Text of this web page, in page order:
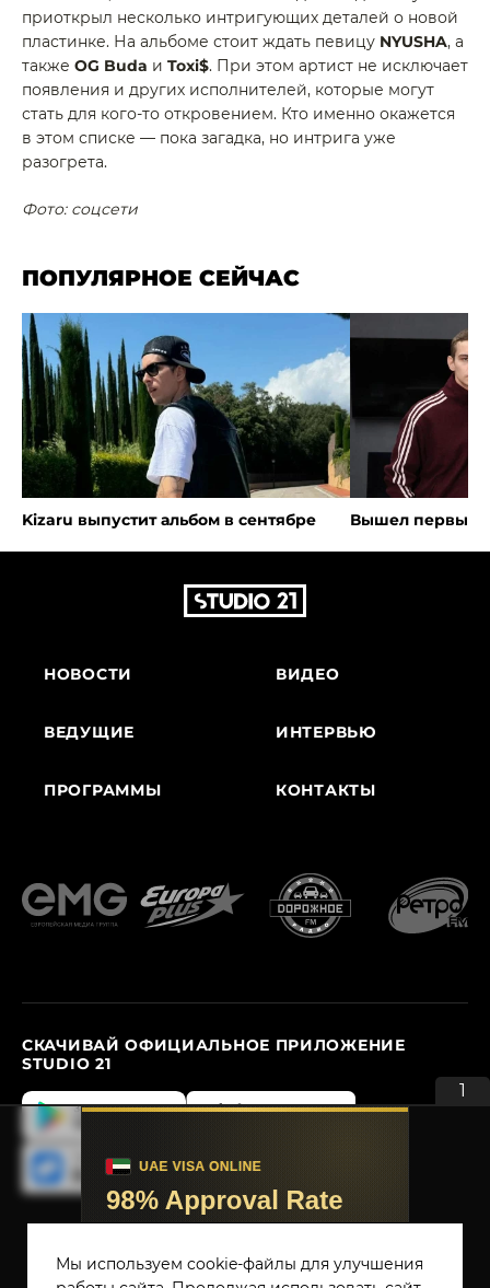
приоткрыл несколько интригующих деталей о новой
пластинке. На альбоме стоит ждать певицу NYUSHA, а
также OG Buda и Toxi$. При этом артист не исключает
появления и других исполнителей, которые могут
стать для кого-то откровением. Кто именно окажется
в этом списке — пока загадка, но интрига уже
разогрета.
Фото: соцсети
ПОПУЛЯРНОЕ СЕЙЧАС
Kizaru выпустит альбом в сентябре Вышел первый
НОВОСТИ
ВЕДУЩИЕ
ПРОГРАММЫ
ВИДЕО
ИНТЕРВЬЮ
КОНТАКТЫ
СКАЧИВАЙ ОФИЦИАЛЬНОЕ ПРИЛОЖЕНИЕ
STUDIO 21
ПОЛИТИКА ИСПОЛЬЗОВАНИЯ COOKIE
Мы используем cookie-файлы для улучшения
1